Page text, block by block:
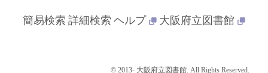
簡易検索 詳細検索 ヘルプ 大阪府立図書館
© 2013- 大阪府立図書館. All Rights Reserved.